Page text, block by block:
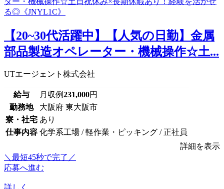
【20~30代活躍中】【人気の日勤】金属
部品製造オペレーター・機械操作☆土...
UTエージェント株式会社
給与 月収例231,000円
勤務地
大阪府 東大阪市
寮・社宅 あり
仕事内容 化学系工場 / 軽作業・ピッキング / 正社員
詳細を表示
＼最短45秒で完了／
応募へ進む